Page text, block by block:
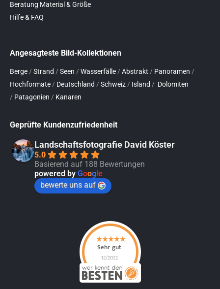
Beratung Material & Größe
Hilfe & FAQ
Angesagteste Bild-Kollektionen
Berge/ Strand / Seen / Wasserfälle/ Abstrakt / Panoramen /
Hochformate/ Deutschland / Schweiz/ Island / Dolomiten
/ Patagonien / Kanaren
Geprüfte Kundenzufriedenheit
Landschaftsfotografie David Köster
5.0
Basierend auf 188 Bewertungen
powered by Goog e
bewerte uns auf